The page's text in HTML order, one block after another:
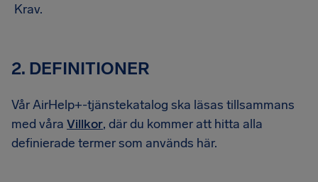
Krav.
2. DEFINITIONER
Vår AirHelp+-tjänstekatalog ska läsas tillsammans
med våra Villkor, där du kommer att hitta alla
definierade termer som används här.